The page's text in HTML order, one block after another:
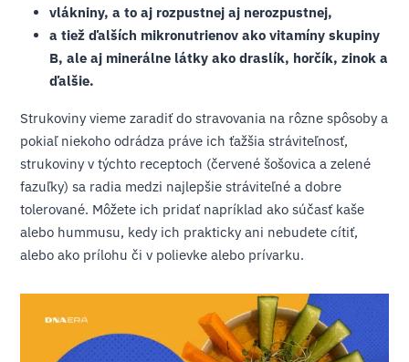
vlákniny, a to aj rozpustnej aj nerozpustnej,
a tiež ďalších mikronutrienov ako vitamíny skupiny
B, ale aj minerálne látky ako draslík, horčík, zinok a
ďalšie.
Strukoviny vieme zaradiť do stravovania na rôzne spôsoby a
pokiaľ niekoho odrádza práve ich ťažšia stráviteľnosť,
strukoviny v týchto receptoch (červené šošovica a zelené
fazuľky) sa radia medzi najlepšie stráviteľné a dobre
tolerované. Môžete ich pridať napríklad ako súčasť kaše
alebo hummusu, kedy ich prakticky ani nebudete cítiť,
alebo ako prílohu či v polievke alebo prívarku.